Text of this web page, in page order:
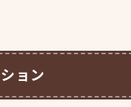
ョン